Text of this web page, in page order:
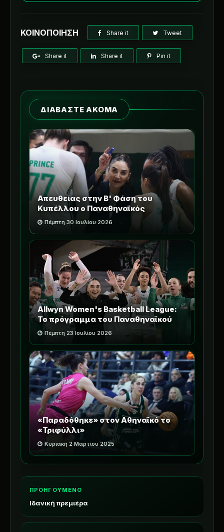
ΚΟΙΝΟΠΟΙΗΣΗ Share it Tweet
Share it Share it Pin it
ΔΙΑΒΑΣΤΕ ΑΚΟΜΑ
Απευθείας στην Β' Φάση του
Κυπέλλου ο Παναθηναϊκός
Πέμπτη 30 Ιουλίου 2026
Allwyn Women's Basketball League:
Το πρόγραμμα του Παναθηναϊκού
Πέμπτη 23 Ιουλίου 2026
«Παραδόθηκε» στον Αθηναϊκό το
«Τριφύλλι»
Κυριακή 2 Μαρτίου 2025
ΠΡΟΗΓΟΥΜΕΝΟ
Ιδανική πρεμιέρα